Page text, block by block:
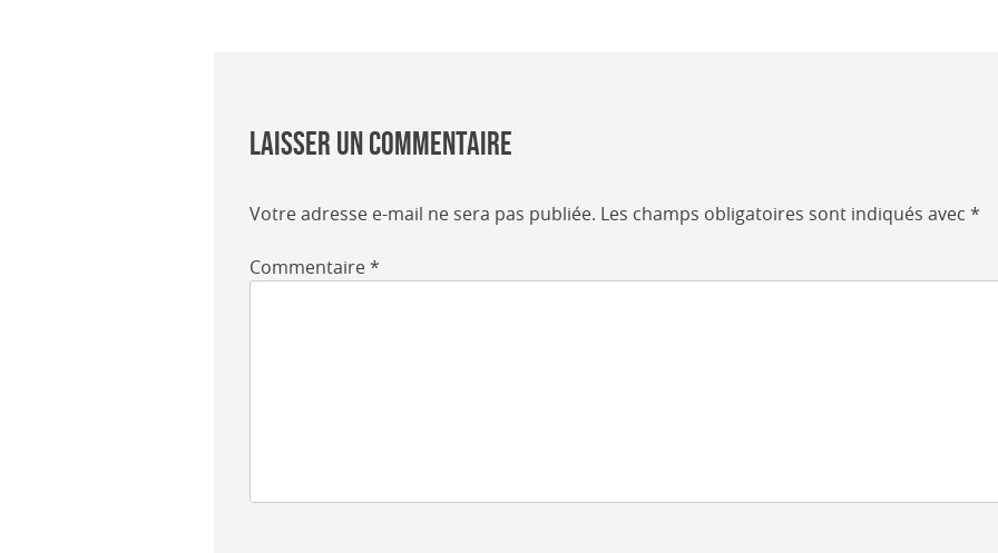
Laisser un commentaire
Votre adresse e-mail ne sera pas publiée. Les champs obligatoires sont indiqués avec *
Commentaire*